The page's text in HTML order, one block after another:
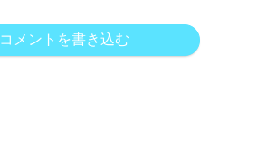
コメントを書き込む